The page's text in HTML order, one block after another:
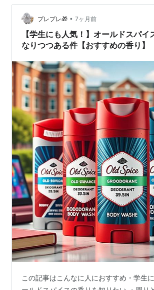
（嗅ぎ中）確かに！嗅いだことある臭い
の脇の臭いを嗅ぎながら、眉間に皺を作り
ては早くお風呂に入ってもらいたいです
何に似ているのか凄く気になっているの
プレプレ🎁 • 7ヶ月前
【学生にも人気！】オールドスパイ
なりつつある件【おすすめの香り】
この記事はこんなに人におすすめ・学生